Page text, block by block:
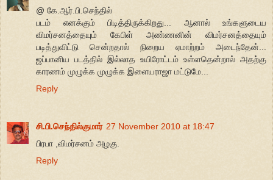
@ கே.ஆர்.பி.செந்தில்
படம் எனக்கும் பிடித்திருக்கிறது... ஆனால் உங்களுடைய
விமர்சனத்தையும் கேபிள் அண்ணனின் விமர்சனத்தையும்
படித்துவிட்டு சென்றதால் நிறைய ஏமாற்றம் அடைந்தேன்...
ஜப்பானிய படத்தில் இல்லாத உயிரோட்டம் உள்ளதென்றால் அதற்கு
காரணம் முழுக்க முழுக்க இளையராஜா மட்டுமே...
Reply
சி.பி.செந்தில்குமார் 27 November 2010 at 18:47
பிரபா ,விமர்சனம் அழகு.
Reply